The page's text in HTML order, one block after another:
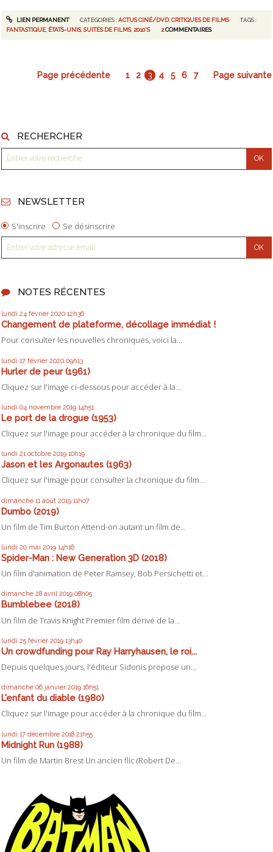
LIEN PERMANENT CATÉGORIES :ACTUS CINÉ/DVD, CRITIQUES DE FILMS
TAGS :
FANTASTIQUE ÉTATS-UNIS,SUITES DE FILMS, 2010'S 2COMMENTAIRES
Page précédente 1 2 3 4 5 6 7 Page suivante
RECHERCHER
NEWSLETTER
S'inscrire Se désinscrire
NOTES RÉCENTES
lundi 24 février 2020 12h36
Changement de plateforme, décollage immédiat !
Pour consulter les nouvelles chroniques, voici la...
lundi 17 février 2020 09h13
Hurler de peur (1961)
Cliquez sur l'image ci-dessous pour accéder à la...
lundi 04 novembre 2019 14h51
Le port de la drogue (1953)
Cliquez sur l'image pour accéder à la chronique du film...
lundi 21 octobre 2019 10h19
Jason et les Argonautes (1963)
Cliquez sur l'image pour consulter la chronique du film...
dimanche 11 août 2019 11h07
Dumbo (2019)
Un film de Tim Burton Attend-on autant un film de...
lundi 20 mai 2019 14h16
Spider-Man : New Generation 3D (2018)
Un film d'animation de Peter Ramsey, Bob Persichetti et...
dimanche 28 avril 2019 08h05
Bumblebee (2018)
Un film de Travis Knight Premier film dérivé de la...
lundi 25 février 2019 13h40
Un crowdfunding pour Ray Harryhausen, le roi...
Depuis quelques jours, l'éditeur Sidonis propose un...
dimanche 06 janvier 2019 16h51
L'enfant du diable (1980)
Cliquez sur l'image pour accéder à la chronique du film...
lundi 17 décembre 2018 21h55
Midnight Run (1988)
Un film de Martin Brest Un ancien flic (Robert De...